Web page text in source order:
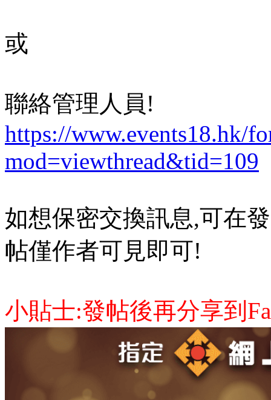
或
聯絡管理人員!
https://www.events18.hk/
mod=viewthread&tid=109
如想保密交換訊息,可在
帖僅作者可見即可!
小貼士:發帖後再分享到